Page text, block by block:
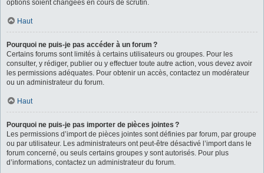
options soient changées en cours de scrutin.
Haut
Pourquoi ne puis-je pas accéder à un forum ?
Certains forums sont limités à certains utilisateurs ou groupes. Pour les
consulter, y rédiger, publier ou y effectuer toute autre action, vous devez avoir
les permissions adéquates. Pour obtenir un accès, contactez un modérateur
ou un administrateur du forum.
Haut
Pourquoi ne puis-je pas importer de pièces jointes ?
Les permissions d’import de pièces jointes sont définies par forum, par groupe
ou par utilisateur. Les administrateurs ont peut-être désactivé l’import dans le
forum concerné, ou seuls certains groupes y sont autorisés. Pour plus
d’informations, contactez un administrateur du forum.